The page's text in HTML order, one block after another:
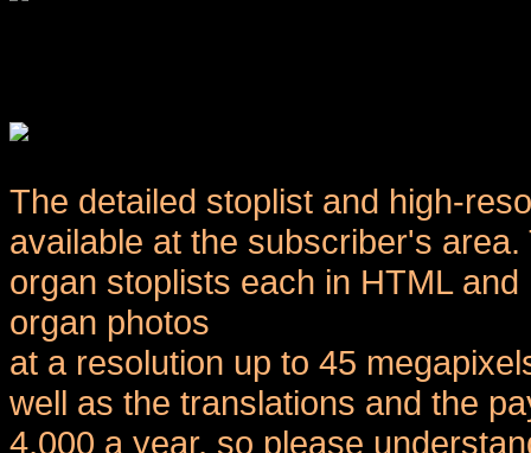
The detailed stoplist and high-
available at the subscriber's
organ stoplists each in HTML
organ photos
at a resolution up to 45
well as the translations and the
4,000 a year, so please